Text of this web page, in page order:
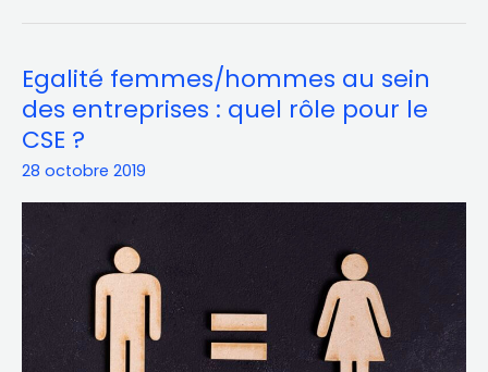
Egalité femmes/hommes au sein
des entreprises : quel rôle pour le
CSE ?
28 octobre 2019
Egalité
femmes/hommes
au
entreprises :
quel
rôle